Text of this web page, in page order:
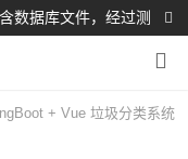
数据库文件，经过测
+ Vue 垃圾分类系统